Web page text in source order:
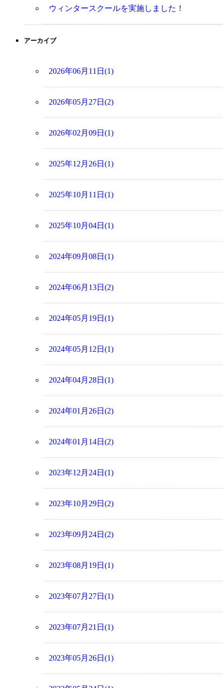
ウィンタースクールを実施しました！
アーカイブ
2026年06月11日(1)
2026年05月27日(2)
2026年02月09日(1)
2025年12月26日(1)
2025年10月11日(1)
2025年10月04日(1)
2024年09月08日(1)
2024年06月13日(2)
2024年05月19日(1)
2024年05月12日(1)
2024年04月28日(1)
2024年01月26日(2)
2024年01月14日(2)
2023年12月24日(1)
2023年10月29日(2)
2023年09月24日(2)
2023年08月19日(1)
2023年07月27日(1)
2023年07月21日(1)
2023年05月26日(1)